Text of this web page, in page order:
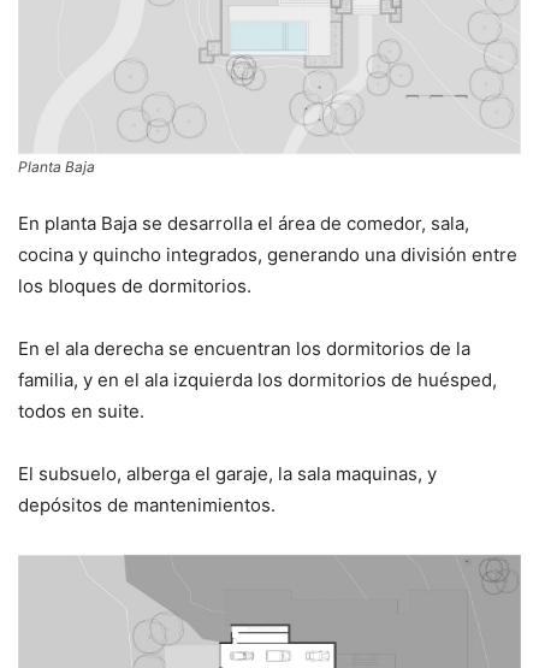
Planta Baja
En planta Baja se desarrolla el área de comedor, sala,
cocina y quincho integrados, generando una división entre
los bloques de dormitorios.
En el ala derecha se encuentran los dormitorios de la
familia, y en el ala izquierda los dormitorios de huésped,
todos en suite.
El subsuelo, alberga el garaje, la sala maquinas, y
depósitos de mantenimientos.